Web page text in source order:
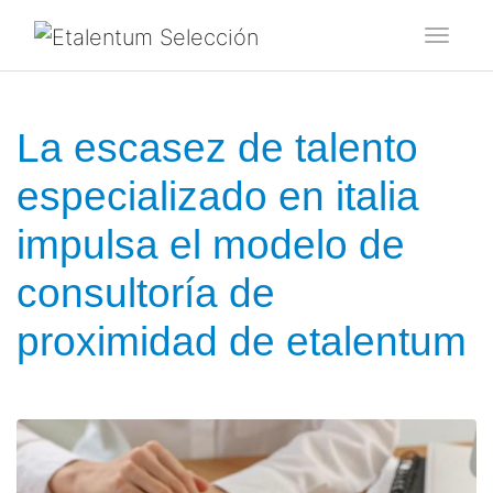
La escasez de talento
especializado en italia
impulsa el modelo de
consultoría de
proximidad de etalentum